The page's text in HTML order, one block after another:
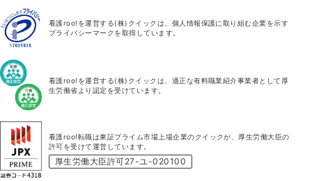
看護roo!を運営する(株)クイックは、個人情報保護に取り組む企業を示す
プライバシーマークを取得しています。
看護roo!を運営する(株)クイックは、適正な有料職業紹介事業者として厚
生労働省より認定を受けています。
看護roo!転職は東証プライム市場上場企業のクイックが、厚生労働大臣の
許可を受けて運営しています。
厚生労働大臣許可27-ユ-020100